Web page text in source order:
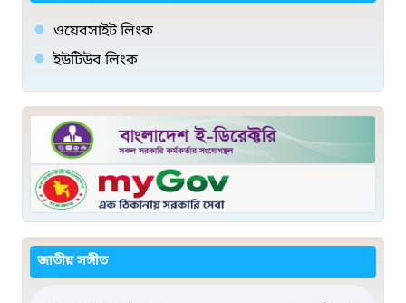
ওয়েবসাইট লিংক
ইউটিউব লিংক
জাতীয় সঙ্গীত